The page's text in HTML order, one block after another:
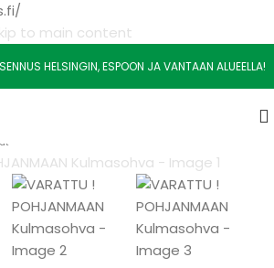
to main content
HELSINGIN, ESPOON JA VANTAAN ALUEELLA!